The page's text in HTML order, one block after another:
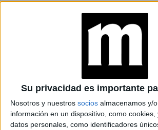
Su privacidad es importante
Nosotros y nuestros socios almacenamos y/
información en un dispositivo, como cookies,
datos personales, como identificadores
TAMBIÉN TE PUEDE
ESTILO